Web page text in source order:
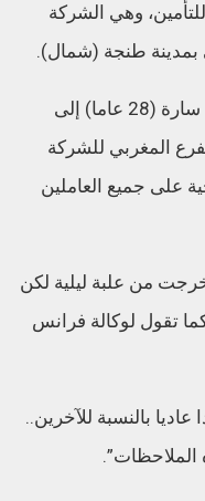
فرع مجموعة “أسو 2000” للتأمين، وهي الشركة
بمدينة طنجة (شمال).
وتعود فصول “الكابوس” الذي عاشته سارة (28 عاما) إلى
الفرع المغربي للشركة
على جميع العاملين
من علبة ليلية لكن
تقول لوكالة فرانس
بالنسبة للآخرين..
الملاحظات”.